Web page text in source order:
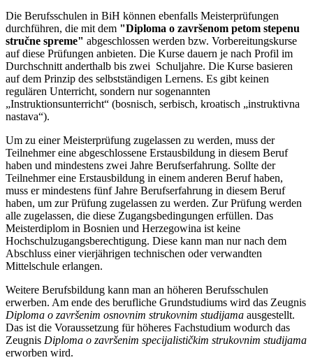
Die Berufsschulen in BiH können ebenfalls Meisterprüfungen
durchführen, die mit dem "Diploma o završenom petom stepenu
stručne spreme" abgeschlossen werden bzw. Vorbereitungskurse
auf diese Prüfungen anbieten. Die Kurse dauern je nach Profil im
Durchschnitt anderthalb bis zwei Schuljahre. Die Kurse basieren
auf dem Prinzip des selbstständigen Lernens. Es gibt keinen
regulären Unterricht, sondern nur sogenannten
„Instruktionsunterricht“ (bosnisch, serbisch, kroatisch „instruktivna
nastava“).
Um zu einer Meisterprüfung zugelassen zu werden, muss der
Teilnehmer eine abgeschlossene Erstausbildung in diesem Beruf
haben und mindestens zwei Jahre Berufserfahrung. Sollte der
Teilnehmer eine Erstausbildung in einem anderen Beruf haben,
muss er mindestens fünf Jahre Berufserfahrung in diesem Beruf
haben, um zur Prüfung zugelassen zu werden. Zur Prüfung werden
alle zugelassen, die diese Zugangsbedingungen erfüllen. Das
Meisterdiplom in Bosnien und Herzegowina ist keine
Hochschulzugangsberechtigung. Diese kann man nur nach dem
Abschluss einer vierjährigen technischen oder verwandten
Mittelschule erlangen.
Weitere Berufsbildung kann man an höheren Berufsschulen
erwerben. Am ende des berufliche Grundstudiums wird das Zeugnis
Diploma o završenim osnovnim strukovnim studijama ausgestellt.
Das ist die Voraussetzung für höheres Fachstudium wodurch das
Zeugnis Diploma o završenim specijalističkim strukovnim studijama
erworben wird.